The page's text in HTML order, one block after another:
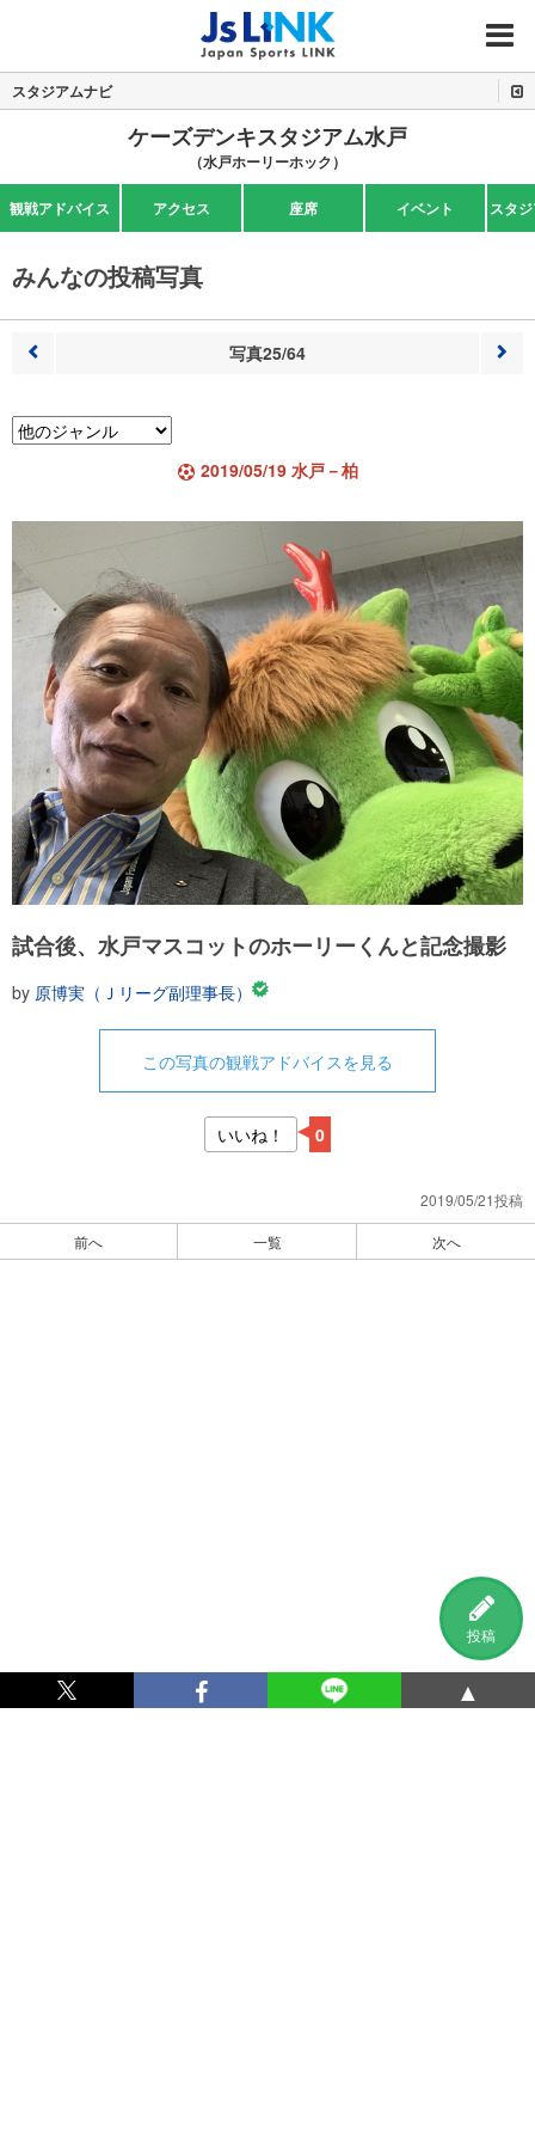
MENU
投稿
スタジアムナビ
ケーズデンキスタジアム水戸
（水戸ホーリーホック）
観戦アドバイス アクセス 座席 イベント スタ
みんなの投稿写真
写真25/64
2019/05/19 水戸－柏
試合後、水戸マスコットのホーリーくんと記念撮影
by 原博実（Ｊリーグ副理事長）
この写真の観戦アドバイスを見る
いいね！ 0
2019/05/21投稿
前へ 一覧 次へ
▲